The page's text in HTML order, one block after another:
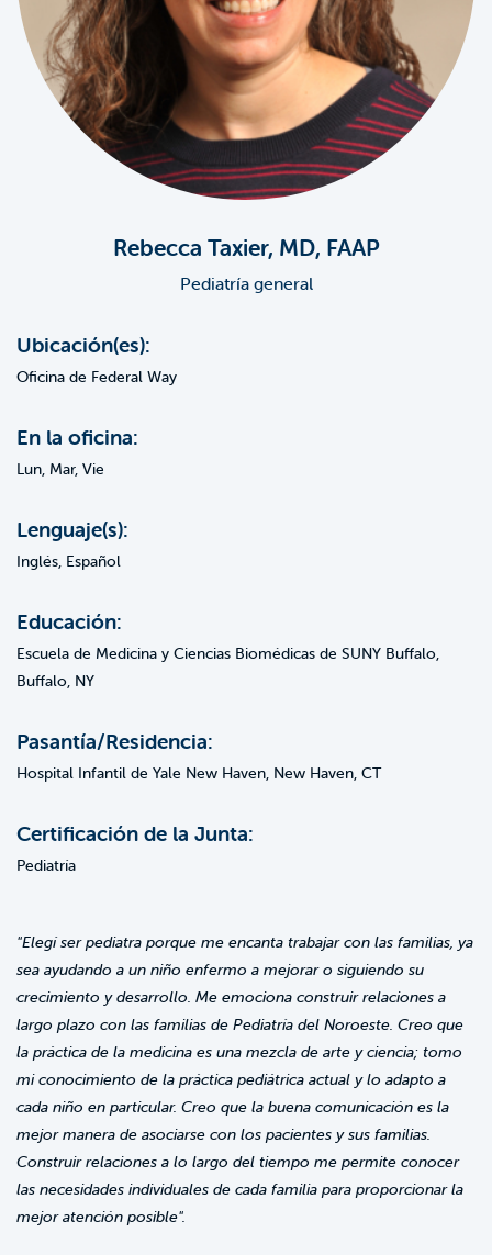
Rebecca Taxier, MD, FAAP
Pediatría general
Ubicación(es):
Oficina de Federal Way
En la oficina:
Lun, Mar, Vie
Lenguaje(s):
Inglés, Español
Educación:
Escuela de Medicina y Ciencias Biomédicas de SUNY Buffalo,
Buffalo, NY
Pasantía/Residencia:
Hospital Infantil de Yale New Haven, New Haven, CT
Certificación de la Junta:
Pediatría
"Elegí ser pediatra porque me encanta trabajar con las familias, ya
sea ayudando a un niño enfermo a mejorar o siguiendo su
crecimiento y desarrollo. Me emociona construir relaciones a
largo plazo con las familias de Pediatría del Noroeste. Creo que
la práctica de la medicina es una mezcla de arte y ciencia; tomo
mi conocimiento de la práctica pediátrica actual y lo adapto a
cada niño en particular. Creo que la buena comunicación es la
mejor manera de asociarse con los pacientes y sus familias.
Construir relaciones a lo largo del tiempo me permite conocer
las necesidades individuales de cada familia para proporcionar la
mejor atención posible".